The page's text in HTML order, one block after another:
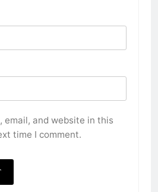
email, and website in this
time I comment.